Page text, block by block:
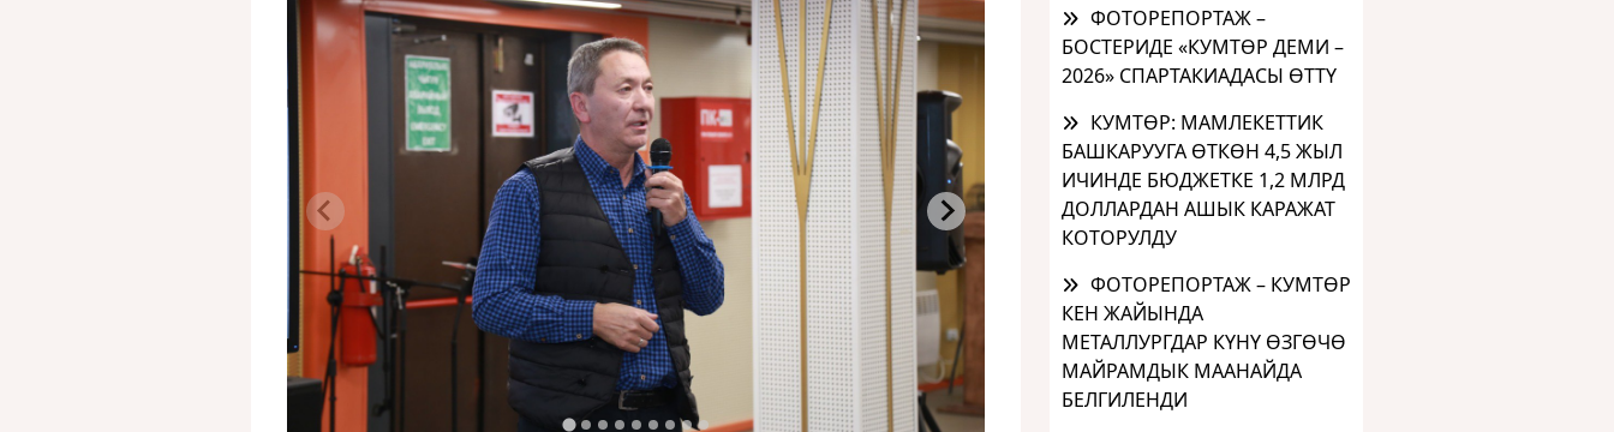
ФОТОРЕПОРТАЖ –
БОСТЕРИДЕ «КУМТӨР ДЕМИ –
2026» СПАРТАКИАДАСЫ ӨТТҮ
КУМТӨР: МАМЛЕКЕТТИК
БАШКАРУУГА ӨТКӨН 4,5 ЖЫЛ
ИЧИНДЕ БЮДЖЕТКЕ 1,2 МЛРД
ДОЛЛАРДАН АШЫК КАРАЖАТ
КОТОРУЛДУ
ФОТОРЕПОРТАЖ – КУМТӨР
КЕН ЖАЙЫНДА
МЕТАЛЛУРГДАР КҮНҮ ӨЗГӨЧӨ
МАЙРАМДЫК МААНАЙДА
БЕЛГИЛЕНДИ